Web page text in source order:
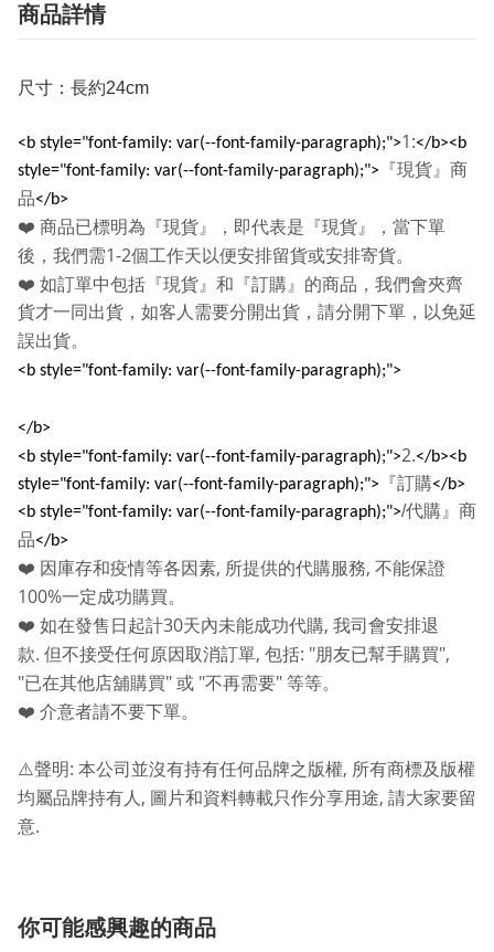
商品詳情
尺寸：長約24cm
<b style="font-family: var(--font-family-paragraph);">1:</b><b
style="font-family: var(--font-family-paragraph);"> 『現貨』商
品</b>
❤️ 商品已標明為『現貨』，即代表是『現貨』，當下單
後，我們需1-2個工作天以便安排留貨或安排寄貨。
❤️ 如訂單中包括『現貨』和『訂購』的商品，我們會夾齊
貨才一同出貨，如客人需要分開出貨，請分開下單，以免延
誤出貨。
<b style="font-family: var(--font-family-paragraph);">
</b>
<b style="font-family: var(--font-family-paragraph);">2.</b><b
style="font-family: var(--font-family-paragraph);"> 『訂購</b>
<b style="font-family: var(--font-family-paragraph);">/代購』商
品</b>
❤️ 因庫存和疫情等各因素, 所提供的代購服務, 不能保證
100%一定成功購買。
❤️ 如在發售日起計30天內未能成功代購, 我司會安排退
款. 但不接受任何原因取消訂單, 包括: "朋友已幫手購買",
"已在其他店舖購買" 或 "不再需要" 等等。
❤️ 介意者請不要下單。
⚠️聲明: 本公司並沒有持有任何品牌之版權, 所有商標及版權
均屬品牌持有人 , 圖片和資料轉載只作分享用途, 請大家要留
意.
你可能感興趣的商品